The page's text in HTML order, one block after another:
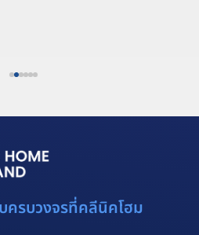
ครบวงจรที่คลีนิคโฮม